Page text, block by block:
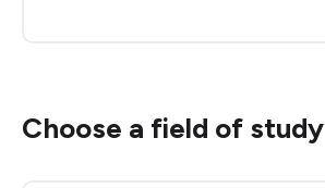
Choose a field of study